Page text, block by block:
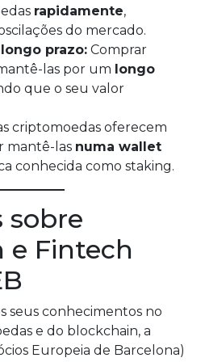
rapidamente,
do mercado.
prazo: Comprar
las por um longo
que o seu valor
criptomoedas oferecem
mantê-las numa wallet
conhecida como staking.
sobre
e Fintech
seus conhecimentos no
e do blockchain, a
Europeia de Barcelona)